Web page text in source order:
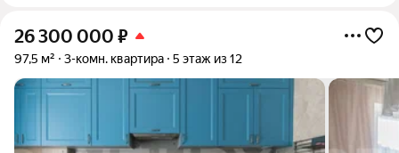
26 300 000 ₽
97,5 м² 3-комн. квартира 5 этаж из 12